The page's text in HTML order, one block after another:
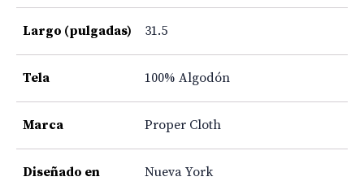
Largo (pulgadas) 31.5
Tela 100% Algodón
Marca Proper Cloth
Diseñado en Nueva York